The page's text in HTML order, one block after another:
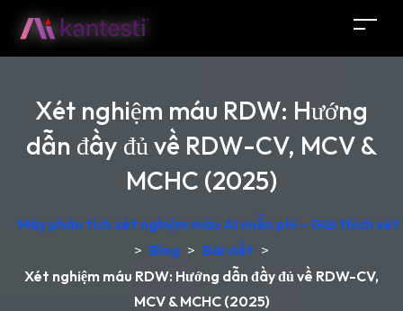
Xét nghiệm máu RDW: Hướng
dẫn đầy đủ về RDW-CV, MCV &
MCHC (2025)
Máy phân tích xét nghiệm máu AI miễn phí – Giải thích
> Blog > Bài viết >
Xét nghiệm máu RDW: Hướng dẫn đầy đủ về RDW-CV,
MCV & MCHC (2025)